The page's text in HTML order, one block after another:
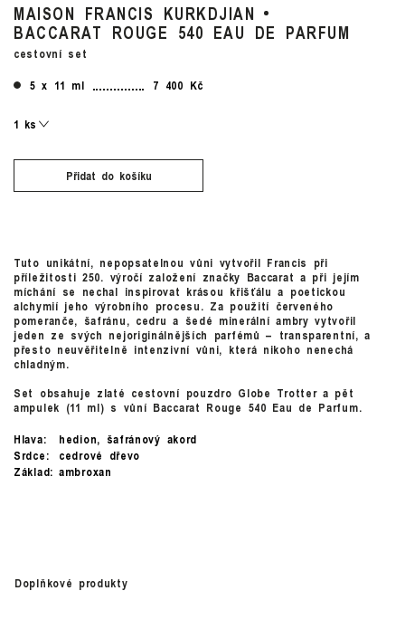
MAISON FRANCIS KURKDJIAN
BACCARAT ROUGE 540 EAU DE PARFUM
cestovní set
5 x 11 ml
7 400 Kč
Přidat do košíku
Tuto unikátní, nepopsatelnou vůni vytvořil Francis při
příležitosti 250. výročí založení značky Baccarat a při jejím
míchání se nechal inspirovat krásou křišťálu a poetickou
alchymií jeho výrobního procesu. Za použití červeného
pomeranče, šafránu, cedru a šedé minerální ambry vytvořil
jeden ze svých nejoriginálnějších parfémů – transparentní, a
přesto neuvěřitelně intenzivní vůni, která nikoho nenechá
chladným.
Set obsahuje zlaté cestovní pouzdro Globe Trotter a pět
ampulek (11 ml) s vůní Baccarat Rouge 540 Eau de Parfum.
Hlava:
hedion, šafránový akord
Srdce:
cedrové dřevo
Základ: ambroxan
Doplňkové produkty